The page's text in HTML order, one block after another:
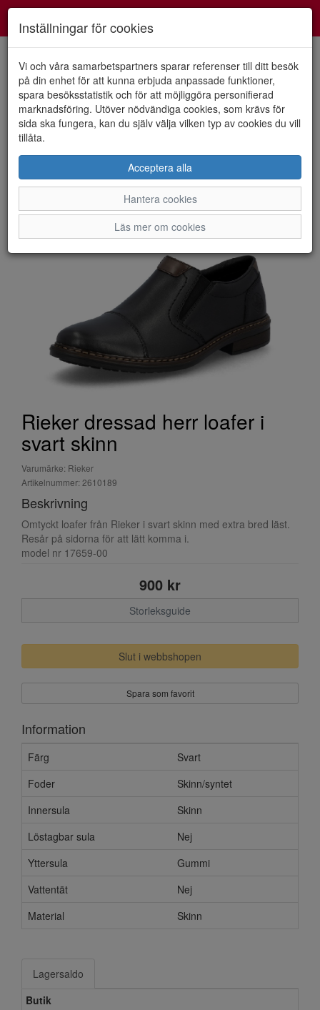
HEM RIEKER
Rieker dressad herr loafer i
svart skinn
Varumärke: Rieker
Artikelnummer: 2610189
Beskrivning
Omtyckt loafer från Rieker i svart skinn med extra bred läst.
Resår på sidorna för att lätt komma i.
model nr 17659-00
900 kr
Storleksguide
Slut i webbshopen
Spara som favorit
Information
Färg
Svart
Foder
Skinn/syntet
Innersula
Skinn
Löstagbar sula
Nej
Yttersula
Gummi
Vattentät
Nej
Material
Skinn
Lagersaldo
Butik
Inställningar för cookies
Vi och våra samarbetspartners sparar referenser till ditt besök
på din enhet för att kunna erbjuda anpassade funktioner,
spara besöksstatistik och för att möjliggöra personifierad
marknadsföring. Utöver nödvändiga cookies, som krävs för
sida ska fungera, kan du själv välja vilken typ av cookies du vill
tillåta.
Acceptera alla
Hantera cookies
Läs mer om cookies